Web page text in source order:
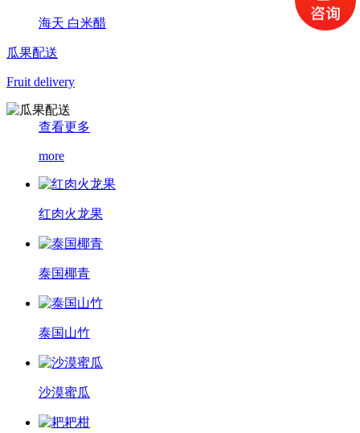
海天 白米醋
瓜果配送
Fruit delivery
查看更多
more
红肉火龙果
泰国椰青
泰国山竹
沙漠蜜瓜